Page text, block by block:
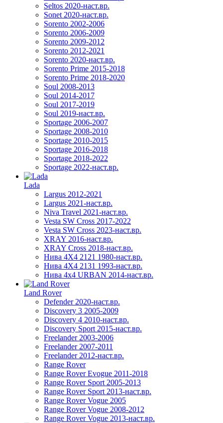
Seltos 2020-наст.вр.
Sonet 2020-наст.вр.
Sorento 2002-2006
Sorento 2006-2009
Sorento 2009-2012
Sorento 2012-2021
Sorento 2020-наст.вр.
Sorento Prime 2015-2018
Sorento Prime 2018-2020
Soul 2008-2013
Soul 2014-2017
Soul 2017-2019
Soul 2019-наст.вр.
Sportage 2006-2007
Sportage 2008-2010
Sportage 2010-2015
Sportage 2016-2018
Sportage 2018-2022
Sportage 2022-наст.вр.
Lada
Largus 2012-2021
Largus 2021-наст.вр.
Niva Travel 2021-наст.вр.
Vesta SW Cross 2017-2022
Vesta SW Cross 2023-наст.вр.
XRAY 2016-наст.вр.
XRAY Cross 2018-наст.вр.
Нива 4X4 2121 1980-наст.вр.
Нива 4X4 2131 1993-наст.вр.
Нива 4х4 URBAN 2014-наст.вр.
Land Rover
Defender 2020-наст.вр.
Discovery 3 2005-2009
Discovery 4 2010-наст.вр.
Discovery Sport 2015-наст.вр.
Freelander 2003-2006
Freelander 2007-2011
Freelander 2012-наст.вр.
Range Rover
Range Rover Evogue 2011-2018
Range Rover Sport 2005-2013
Range Rover Sport 2013-наст.вр.
Range Rover Vogue 2005
Range Rover Vogue 2008-2012
Range Rover Vogue 2013-наст.вр.